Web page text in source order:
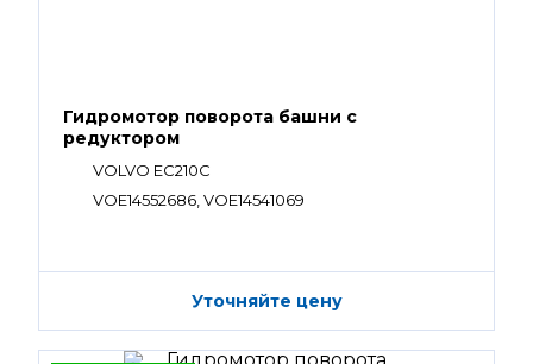
Гидромотор поворота башни с
редуктором
VOLVO EC210C
VOE14552686, VOE14541069
Уточняйте цену